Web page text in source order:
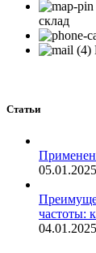
склад
Статьи
05.01.2025
частоты:
04.01.2025